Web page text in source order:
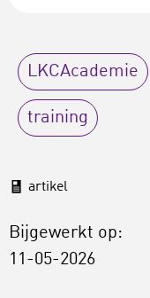
LKCAcademie
training
artikel
Bijgewerkt op:
11-05-2026